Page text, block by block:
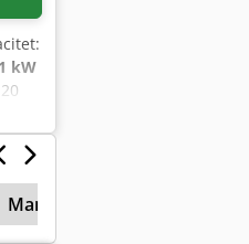
kW
Manitou Teleskoplastare